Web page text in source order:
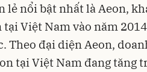
lẻ nổi bật nhất là Aeon,
Việt Nam vào năm
Theo đại diện Aeon,
tại Việt Nam đang tăng